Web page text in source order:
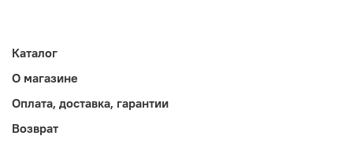
Каталог
О магазине
Оплата, доставка, гарантии
Возврат